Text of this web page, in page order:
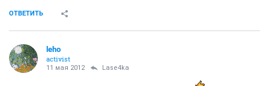
ОТВЕТИТЬ
leho
activist
11 мая 2012 Lase4ka